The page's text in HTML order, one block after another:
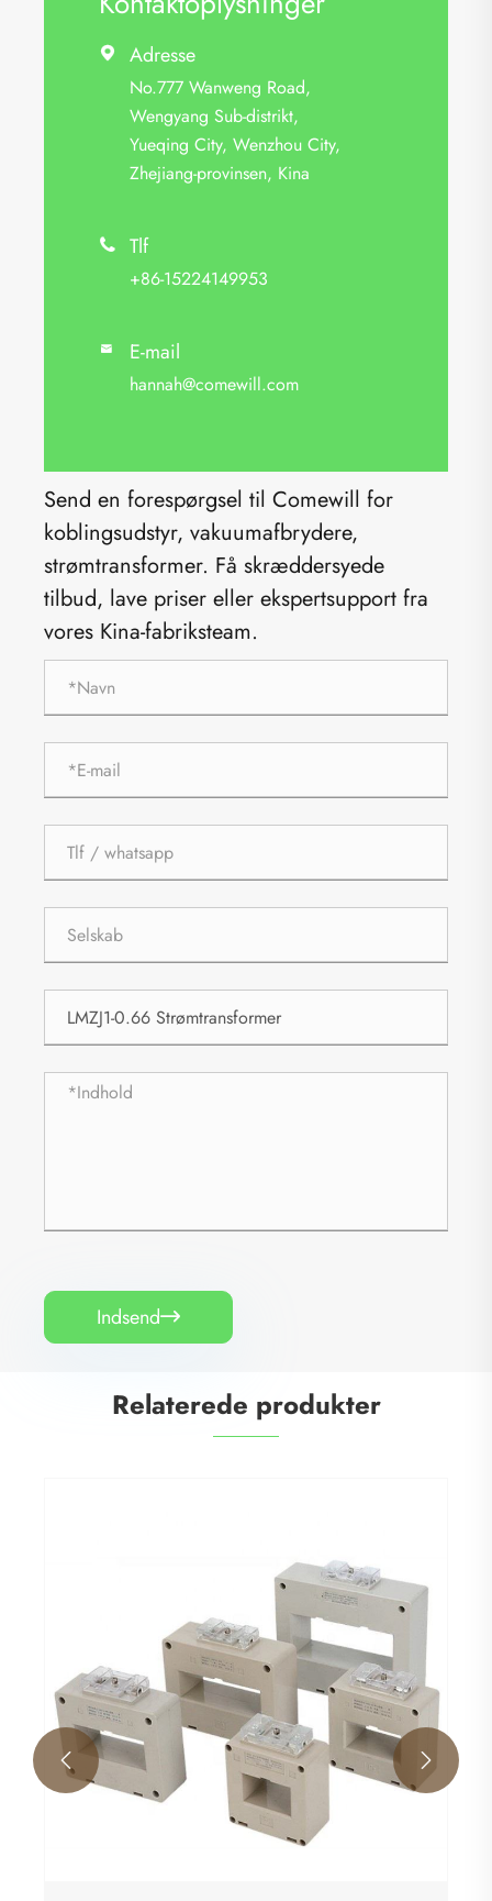
 Adresse
No.777 Wanweng Road,
Wengyang Sub-distrikt,
Yueqing City, Wenzhou City,
Zhejiang-provinsen, Kina
 Tlf
+86-15224149953
 E-mail
hannah@comewill.com
Send en forespørgsel til Comewill for
koblingsudstyr, vakuumafbrydere,
strømtransformer. Få skræddersyede
tilbud, lave priser eller ekspertsupport fra
vores Kina-fabriksteam.
Indsend
Relaterede produkter
 